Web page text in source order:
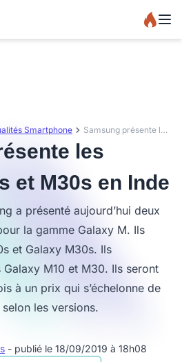
Smartphone Samsung présente les Galaxy M10s et M30s en Inde
les
et M30s en Inde
a présenté aujourd’hui deux
la gamme Galaxy M. Ils
et Galaxy M30s. Ils
M10 et M30. Ils seront
à un prix qui s’échelonne de
les versions.
- publié le 18/09/2019 à 18h08